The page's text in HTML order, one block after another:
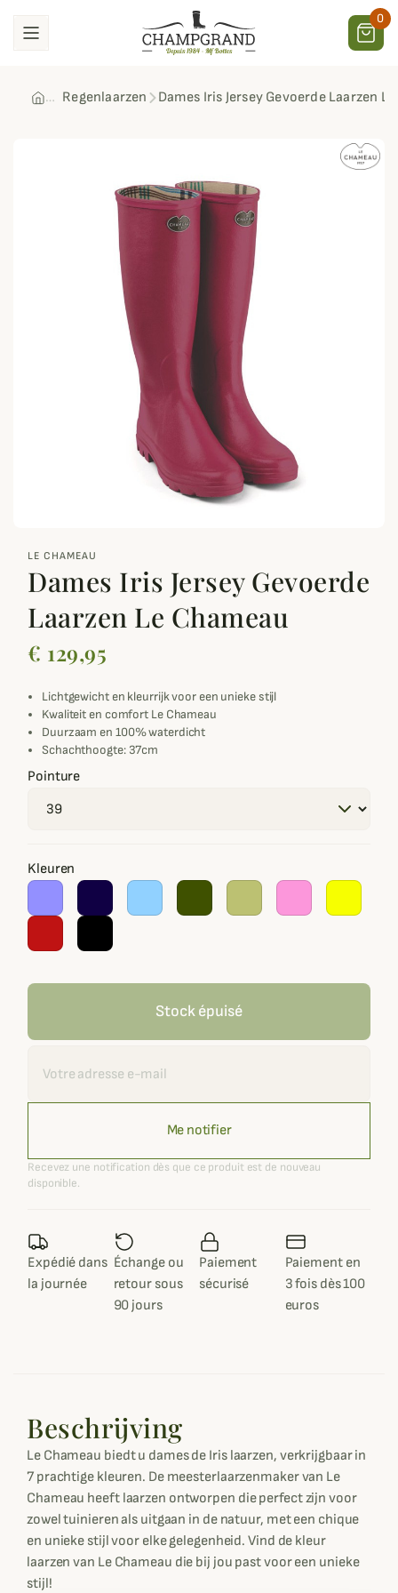
0
Regenlaarzen Dames Iris Jersey Gevoerde Laarzen
LE CHAMEAU
Dames Iris Jersey Gevoerde
Laarzen Le Chameau
€ 129,95
Lichtgewicht en kleurrijk voor een unieke stijl
Kwaliteit en comfort Le Chameau
Duurzaam en 100% waterdicht
Schachthoogte: 37cm
Pointure
Kleuren
Stock épuisé
Me notifier
Recevez une notification dès que ce produit est de nouveau
disponible.
Expédié dans
la journée
Échange ou
retour sous
90 jours
Paiement
sécurisé
Paiement en
3 fois dès 100
euros
Beschrijving
Le Chameau biedt u dames de Iris laarzen, verkrijgbaar in
7 prachtige kleuren. De meesterlaarzenmaker van Le
Chameau heeft laarzen ontworpen die perfect zijn voor
zowel tuinieren als uitgaan in de natuur, met een chique
en unieke stijl voor elke gelegenheid. Vind de kleur
laarzen van Le Chameau die bij jou past voor een unieke
stijl!